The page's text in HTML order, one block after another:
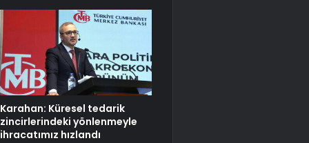
Karahan: Küresel tedarik
zincirlerindeki yönlenmeyle
ihracatımız hızlandı